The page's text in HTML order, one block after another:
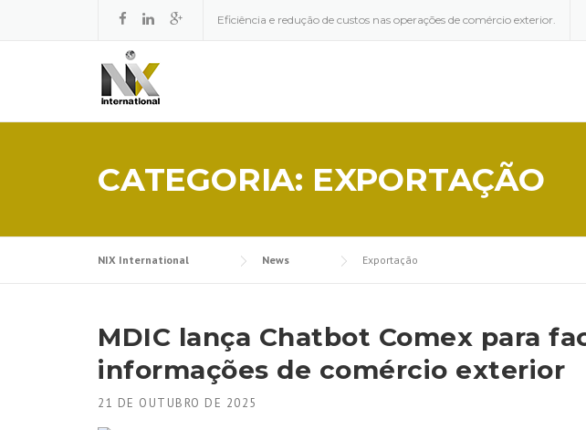
Eficiência e redução de custos nas operações de comércio exterior.
CATEGORIA: EXPORTAÇÃO
NIX International News Exportação
MDIC lança Chatbot Comex para
informações de comércio exterior
21 DE OUTUBRO DE 2025